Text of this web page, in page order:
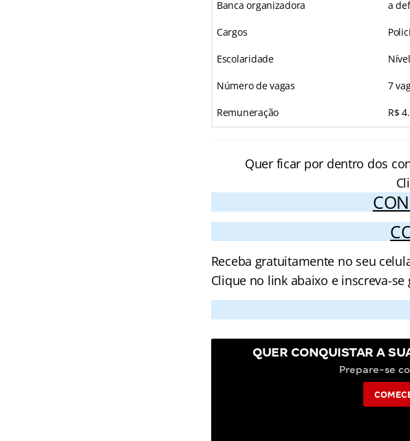
Banca organizadora a
Cargos
Escolaridade
Número de vagas 7
Remuneração R$
Quer ficar por dentro dos
Receba gratuitamente no seu
Clique no link abaixo e inscreva-
QUER CONQUISTAR A
Prepare-se